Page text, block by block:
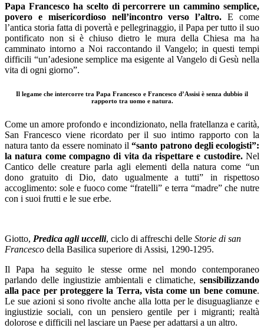
Papa Francesco ha scelto di percorrere un cammino semplice,
povero e misericordioso nell’incontro verso l’altro. E come
l’antica storia fatta di povertà e pellegrinaggio, il Papa per tutto il suo
pontificato non si è chiuso dietro le mura della Chiesa ma ha
camminato intorno a Noi raccontando il Vangelo; in questi tempi
difficili “un’adesione semplice ma esigente al Vangelo di Gesù nella
vita di ogni giorno”.
Il legame che intercorre tra Papa Francesco e Francesco d’Assisi è senza dubbio il
rapporto tra uomo e natura.
Come un amore profondo e incondizionato, nella fratellanza e carità,
San Francesco viene ricordato per il suo intimo rapporto con la
natura tanto da essere nominato il“santo patrono degli ecologisti”:
la natura come compagno di vita da rispettare e custodire.Nel
Cantico delle creature parla agli elementi della natura come “un
dono gratuito di Dio, dato ugualmente a tutti” in rispettoso
accoglimento: sole e fuoco come “fratelli” e terra “madre” che nutre
con i suoi frutti e le sue erbe.
Giotto, Predica agli uccelli, ciclo di affreschi delle Storie di san
Francesco della Basilica superiore di Assisi, 1290-1295.
Il Papa ha seguito le stesse orme nel mondo contemporaneo
parlando delle ingiustizie ambientali e climatiche, sensibilizzando
alla pace per proteggere la Terra, vista come un bene comune.
Le sue azioni si sono rivolte anche alla lotta per le disuguaglianze e
ingiustizie sociali, con un pensiero gentile per i migranti; realtà
dolorose e difficili nel lasciare un Paese per adattarsi a un altro.